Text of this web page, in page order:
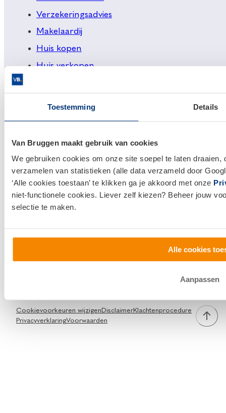
Toestemming Details
Van Bruggen maakt gebruik van cookies
We gebruiken cookies om onze site soepel te laten
verzamelen van statistieken (alle data verzameld door
‘Alle cookies toestaan’ te klikken ga je akkoord met onze
niet-functionele cookies. Liever zelf kiezen? Beheer jouw
selectie te maken.
Alle cookies
Aanpassen
Verzekeringsadvies
Makelaardij
Huis kopen
Huis verkopen
Klantenservice en contact
vestiging
info@vanbruggen.nl
Cookievoorkeuren wijzigen DisclaimerKlachtenprocedure
PrivacyverklaringVoorwaarden